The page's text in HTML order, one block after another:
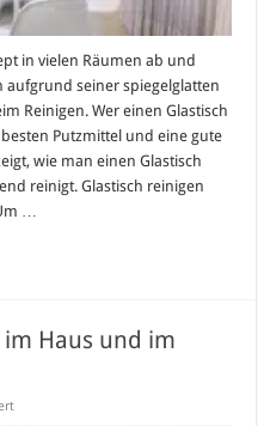
in vielen Räumen ab und
aufgrund seiner spiegelglatten
Reinigen. Wer einen Glastisch
Putzmittel und eine gute
wie man einen Glastisch
reinigt. Glastisch reinigen
…
Haus und im
für